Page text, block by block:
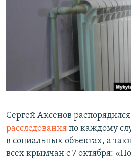
Сергей Аксенов распорядился
расследования по каждому
в социальных объектах, а
всех крымчан с 7 октября: